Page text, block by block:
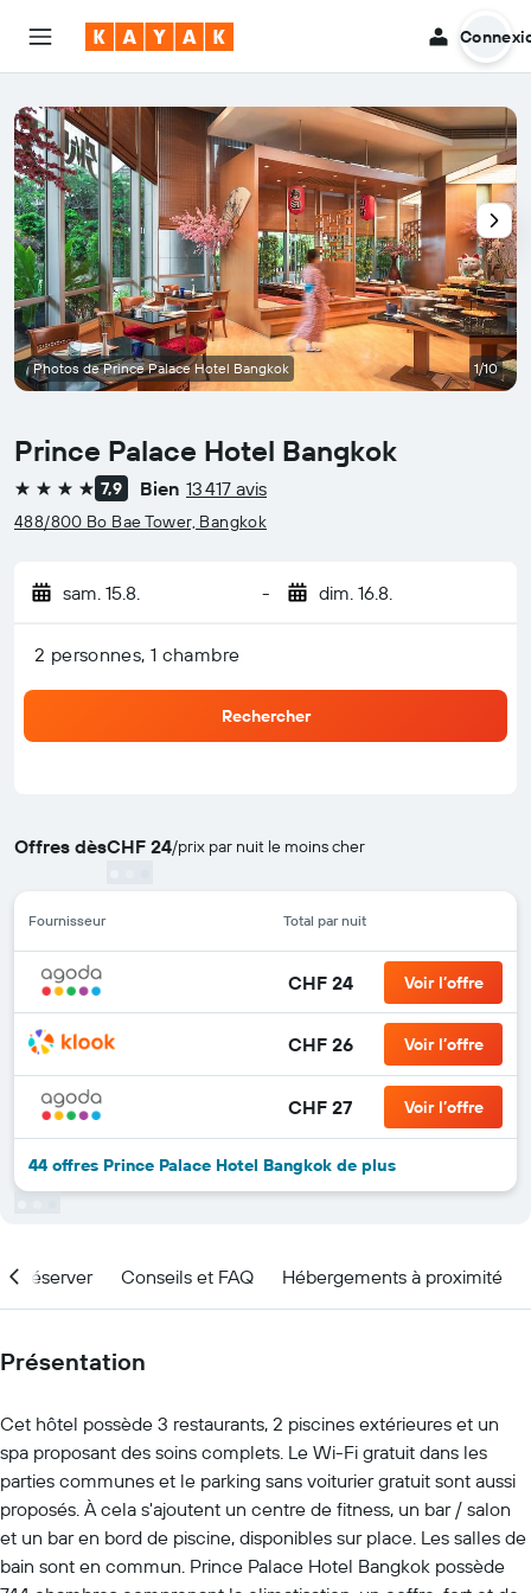
Prince Palace Hotel Bangkok
4 étoiles 7,9 Bien 13 417 avis
488/800 Bo Bae Tower, Bangkok
sam. 15.8. - dim. 16.8.
2 personnes, 1 chambre
Rechercher
Offres dèsCHF 24/prix par nuit le moins cher
Fournisseur Total par nuit
CHF 24 Voir l’offre
CHF 26 Voir l’offre
CHF 27 Voir l’offre
44 offres Prince Palace Hotel Bangkok de plus
Photos de Prince Palace Hotel Bangkok 1/10
réserver Conseils et FAQ Hébergements à proximité
Présentation
Cet hôtel possède 3 restaurants, 2 piscines extérieures et un
spa proposant des soins complets. Le Wi-Fi gratuit dans les
parties communes et le parking sans voiturier gratuit sont aussi
proposés. À cela s'ajoutent un centre de fitness, un bar / salon
et un bar en bord de piscine, disponibles sur place. Les salles de
bain sont en commun. Prince Palace Hotel Bangkok possède